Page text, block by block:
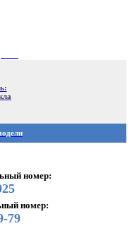
номер:
номер:
79